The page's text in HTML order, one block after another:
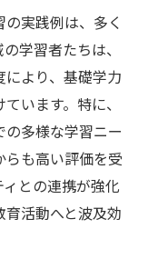
実践例は、多く
学習者たちは、
より、基礎学力
います。特に、
多様な学習ニー
も高い評価を受
との連携が強化
活動へと波及効